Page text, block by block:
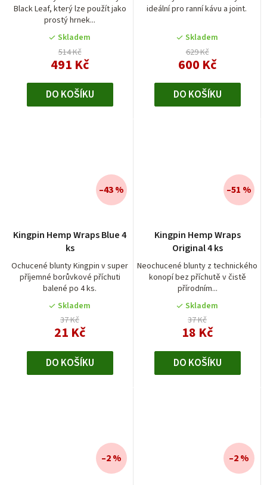
Black Leaf, který lze použít jako
prostý hrnek...
4,0
z
5
hvězdiček.
Skladem
514 Kč
491 Kč
DO KOŠÍKU
ideální pro ranní kávu a joint.
Skladem
629 Kč
600 Kč
DO KOŠÍKU
Kingpin Hemp Wraps Blue 4
ks
Ochucené blunty Kingpin v super
příjemné borůvkové příchuti
balené po 4 ks.
Skladem
37 Kč
21 Kč
–43 %
DO KOŠÍKU
Kingpin Hemp Wraps
Original 4 ks
Neochucené blunty z technického
konopí bez příchutě v čistě
přírodním...
hodnocení
produktu
je
5,0
z
5
hvězdiček.
Skladem
37 Kč
18 Kč
–51 %
DO KOŠÍKU
–2 % –2 %